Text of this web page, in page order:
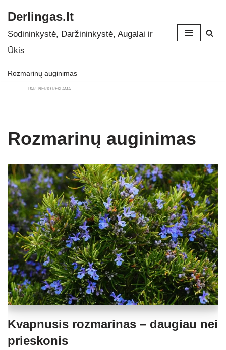
Skip
to
Derlingas.lt
Sodininkystė, Daržininkystė, Augalai ir
Ūkis
Rozmarinų auginimas
PARTNERIO REKLAMA
Rozmarinų auginimas
Kvapnusis rozmarinas – daugiau nei
prieskonis